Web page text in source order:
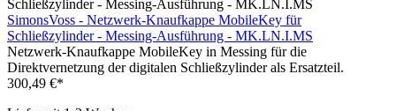
SimonsVoss - Netzwerk-Knaufkappe MobileKey für
Schließzylinder - Messing-Ausführung - MK.LN.I.MS
Netzwerk-Knaufkappe MobileKey in Messing für die
Direktvernetzung der digitalen Schließzylinder als Ersatzteil.
300,49 €*